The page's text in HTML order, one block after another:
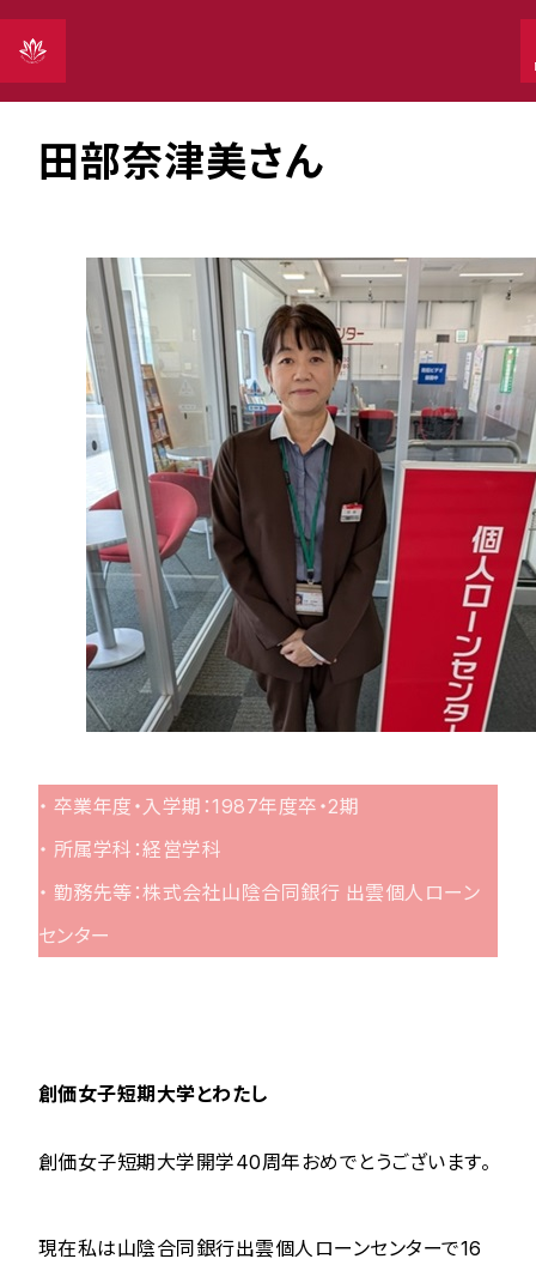
Vol.26
田部奈津美さん
・ 卒業年度・入学期：1987年度卒・2期
・ 所属学科：経営学科
・ 勤務先等：株式会社山陰合同銀行 出雲個人ローン
センター
創価女子短期大学とわたし
創価女子短期大学開学40周年おめでとうございます。
現在私は山陰合同銀行出雲個人ローンセンターで16